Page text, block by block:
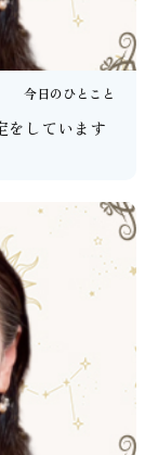
今日のひとこと
をしています